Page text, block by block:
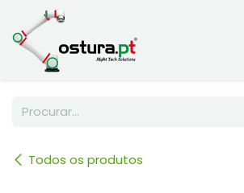
Skip to Content
Todos os produtos